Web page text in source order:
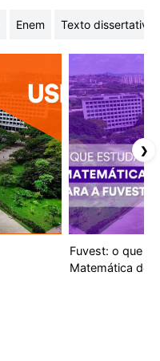
Enem Texto dissertativo
Fuvest: o que
Matemática do
❯